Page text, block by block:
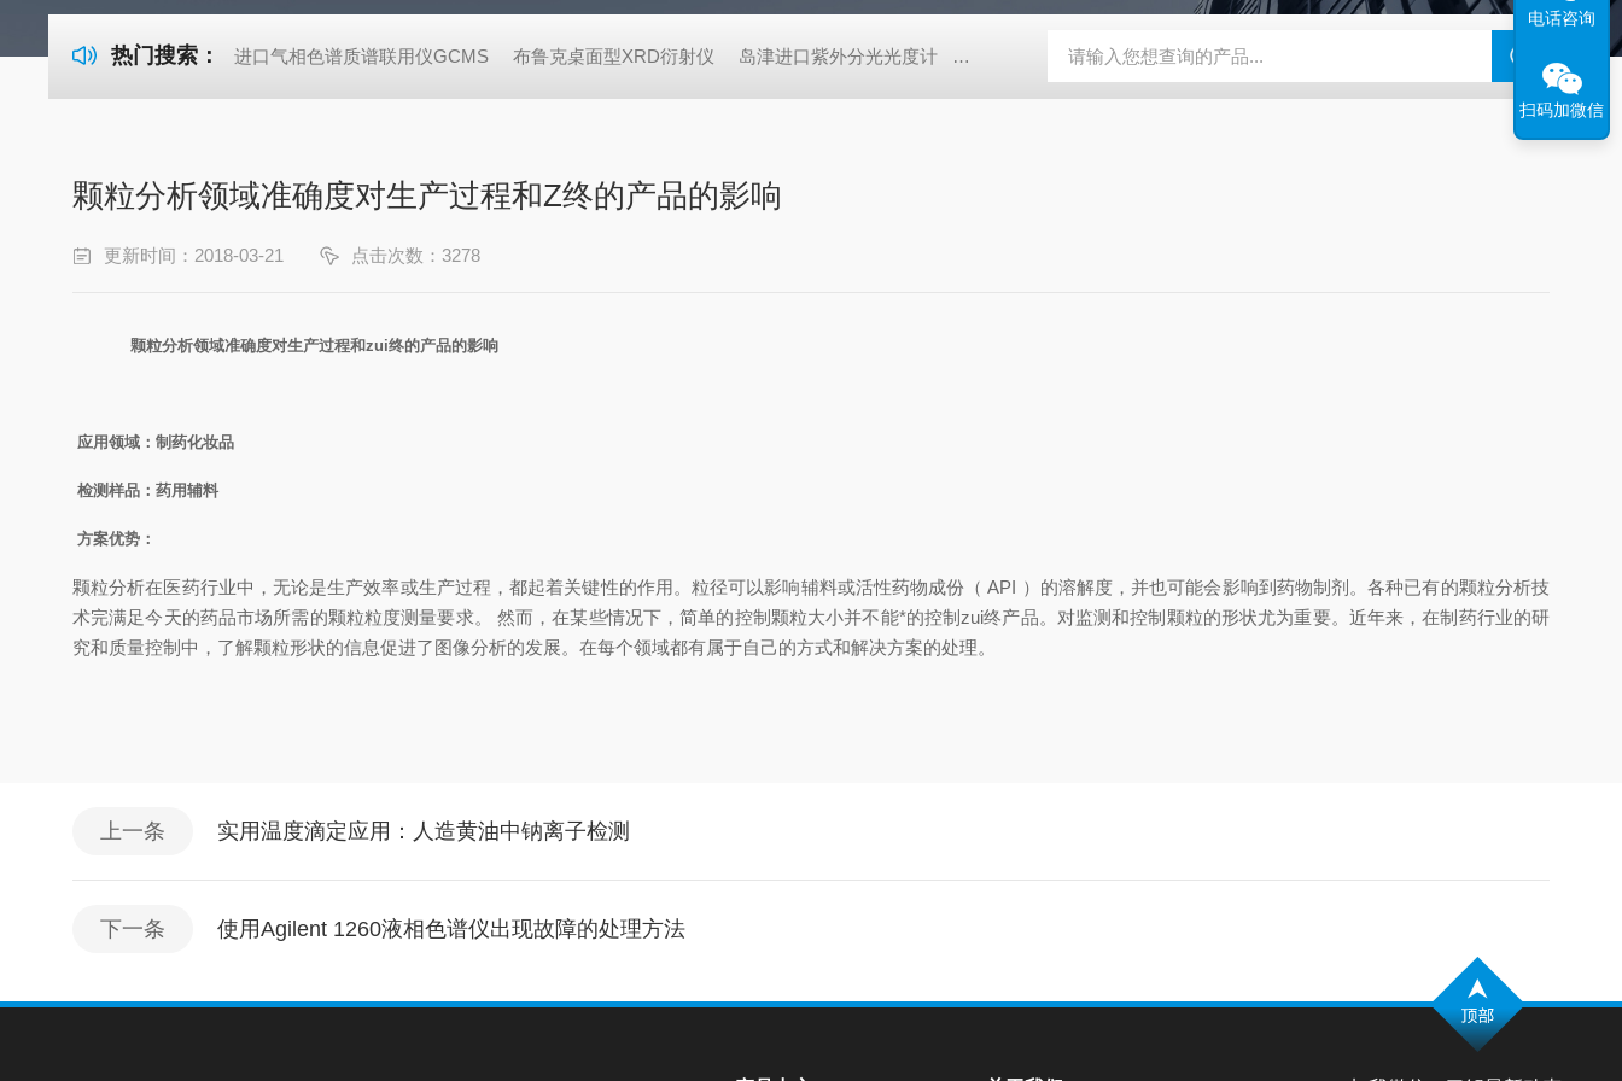
热门搜索： 进口气相色谱质谱联用仪GCMS 布鲁克桌面型XRD衍射仪 岛津进口紫外分光光度计 蔡司MERLIN系列场发射扫描电镜 瑞士万通水分仪 布鲁克SkyScan2211高分
颗粒分析领域准确度对生产过程和Z终的产品的影响
更新时间：2018-03-21 点击次数：3278
颗粒分析领域准确度对生产过程和zui终的产品的影响
应用领域：制药化妆品
检测样品：药用辅料
方案优势：
颗粒分析在医药行业中，无论是生产效率或生产过程，都起着关键性的作用。粒径可以影响辅料或活性药物成份（ API ）的溶解度，并也可能会影响到药物制剂。各种已有的颗粒分析技
术完满足今天的药品市场所需的颗粒粒度测量要求。 然而，在某些情况下，简单的控制颗粒大小并不能*的控制zui终产品。对监测和控制颗粒的形状尤为重要。近年来，在制药行业的研
究和质量控制中，了解颗粒形状的信息促进了图像分析的发展。在每个领域都有属于自己的方式和解决方案的处理。
上一条 实用温度滴定应用：人造黄油中钠离子检测
下一条 使用Agilent 1260液相色谱仪出现故障的处理方法
电话咨询
扫码加微信